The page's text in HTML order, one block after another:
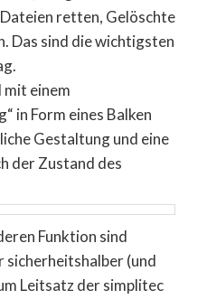
retten, Gelöschte
Das sind die wichtigsten
einem
in Form eines Balken
Gestaltung und eine
der Zustand des
Funktion sind
(und
Leitsatz der simplitec